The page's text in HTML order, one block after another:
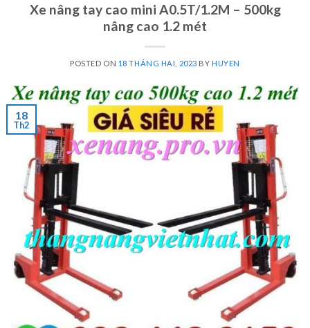
Xe nâng tay cao mini A0.5T/1.2M – 500kg
nâng cao 1.2 mét
POSTED ON 18 THÁNG HAI, 2023 BYHUYEN
18
Th2